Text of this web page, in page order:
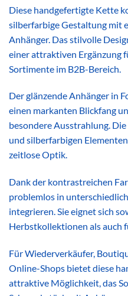
Diese handgefertigte Kette
silberfarbige Gestaltung mit
Anhänger. Das stilvolle
einer attraktiven Ergänzung
Sortimente im B2B-Bereich.
Der glänzende Anhänger in
einen markanten Blickfang
besondere Ausstrahlung.
und silberfarbigen
zeitlose Optik.
Dank der kontrastreichen
problemlos in
integrieren. Sie eignet sich
Herbstkollektionen als auch
Für Wiederverkäufer,
Online-Shops bietet diese
attraktive Möglichkeit, das